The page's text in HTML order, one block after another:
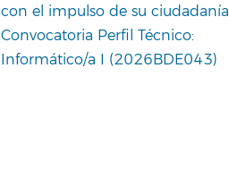
con el impulso de su ciudadanía
Convocatoria Perfil Técnico:
Informático/a I (2026BDE043)